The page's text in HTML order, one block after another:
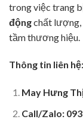
trong việc trang
độngchất lượng,
tầm thương hiệu.
Thông tin liên hệ:
May Hưng
Call/Zalo: